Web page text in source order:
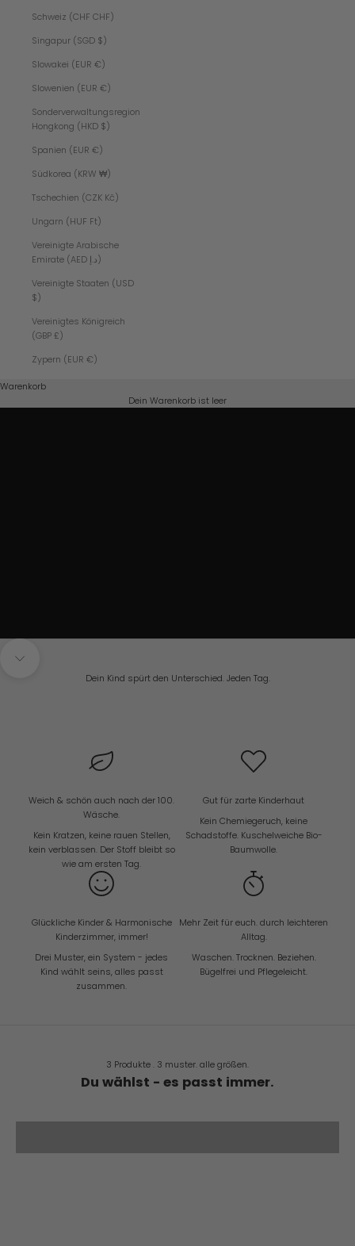
Schweiz (CHF CHF)
Singapur (SGD $)
Slowakei (EUR €)
Slowenien (EUR €)
Sonderverwaltungsregion
Hongkong (HKD $)
Spanien (EUR €)
Südkorea (KRW ₩)
Tschechien (CZK Kč)
Ungarn (HUF Ft)
Vereinigte Arabische
Emirate (AED د.إ)
Vereinigte Staaten (USD
$)
Vereinigtes Königreich
(GBP £)
Zypern (EUR €)
Warenkorb
Dein Warenkorb ist leer
Vom babybett bis zum teenagerzimmer-kauf einmal, ergänze einfach.
Bleibt weich.Wächst mit. versprochen.
Dein Kind spürt den Unterschied. Jeden Tag.
Weich & schön auch nach der 100.
Wäsche.
Kein Kratzen, keine rauen Stellen,
kein verblassen. Der Stoff bleibt so
wie am ersten Tag.
Gut für zarte Kinderhaut
Kein Chemiegeruch, keine
Schadstoffe. Kuschelweiche Bio-
Baumwolle.
Glückliche Kinder & Harmonische
Kinderzimmer, immer!
Drei Muster, ein System - jedes
Kind wählt seins, alles passt
zusammen.
Mehr Zeit für euch. durch leichteren
Alltag.
Waschen. Trocknen. Beziehen.
Bügelfrei und Pflegeleicht.
3 Produkte . 3 muster. alle größen.
Du wählst - es passt immer.